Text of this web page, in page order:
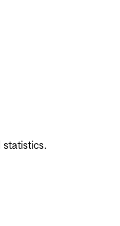
statistics.